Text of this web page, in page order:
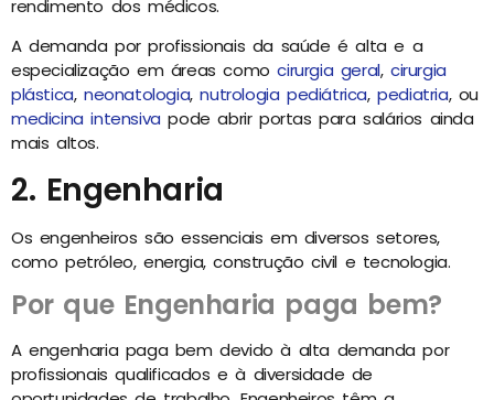
rendimento dos médicos.
A demanda por profissionais da saúde é alta e a
especialização em áreas comocirurgia geral,cirurgia
plástica,neonatologia,nutrologia pediátrica,pediatria, ou
medicina intensiva pode abrir portas para salários ainda
mais altos.
2. Engenharia
Os engenheiros são essenciais em diversos setores,
como petróleo, energia, construção civil e tecnologia.
Por que Engenharia paga bem?
A engenharia paga bem devido à alta demanda por
profissionais qualificados e à diversidade de